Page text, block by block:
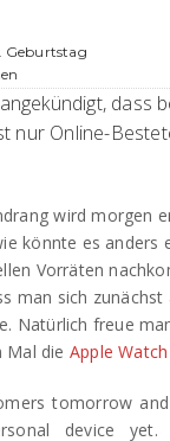
Geburtstag
angekündigt, dass
nur Online-
wird morgen
könnte es anders
Vorräten
man sich
Natürlich freue
Mal die Apple Watch
tomorrow
device